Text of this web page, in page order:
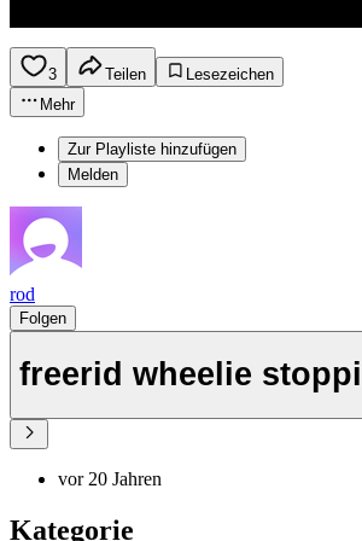
3 Teilen
Lesezeichen
Mehr
Zur Playliste hinzufügen
Melden
rod
Folgen
freerid wheelie
vor 20 Jahren
Kategorie